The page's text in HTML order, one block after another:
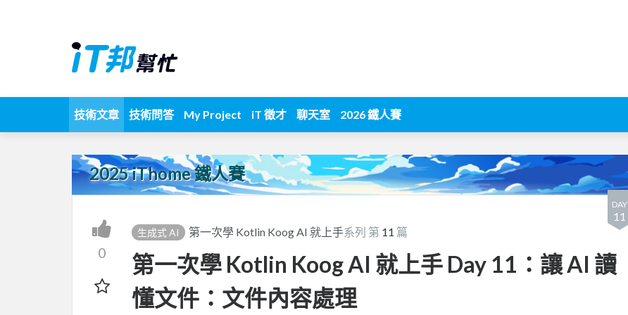
技術文章 技術問答 My Project iT 徵才 聊天室 2026 鐵人賽
2025 iThome 鐵人賽
DAY
11
0
生成式 AI 第一次學 Kotlin Koog AI 就上手系列 第 11 篇
第一次學 Kotlin Koog AI 就上手 Day 11：讓 AI 讀
懂文件：文件內容處理